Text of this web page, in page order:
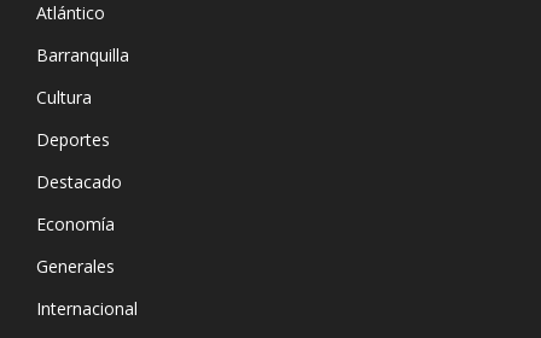
Atlántico
Barranquilla
Cultura
Deportes
Destacado
Economía
Generales
Internacional